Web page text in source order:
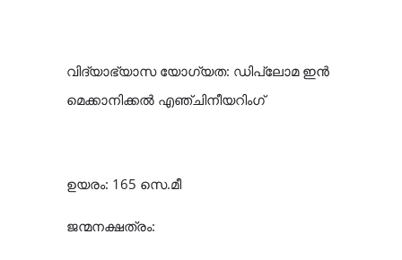
വിദ്യാഭ്യാസ യോഗ്യത: ഡിപ്ലോമ ഇൻ
മെക്കാനിക്കൽ എഞ്ചിനീയറിംഗ്
ഉയരം: 165 സെ.മീ
ജന്മനക്ഷത്രം: